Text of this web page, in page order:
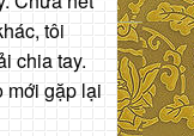
tôi
chia tay.
mới gặp lại